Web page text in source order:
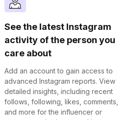
See the latest Instagram
activity of the person you
care about
Add an account to gain access to
advanced Instagram reports. View
detailed insights, including recent
follows, following, likes, comments,
and more for the influencer or